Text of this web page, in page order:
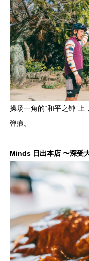
操场一角的“和平之钟”
弹痕。
Minds 日出本店 〜深受